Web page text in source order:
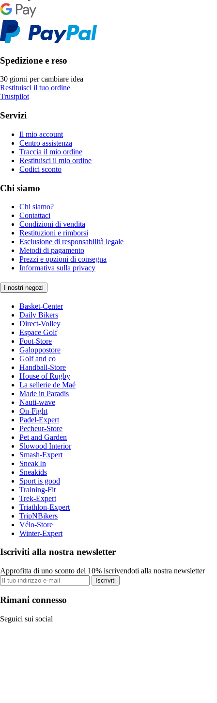
Spedizione e reso
30 giorni per cambiare idea
Restituisci il tuo ordine
Trustpilot
Servizi
Il mio account
Centro assistenza
Traccia il mio ordine
Restituisci il mio ordine
Codici sconto
Chi siamo
Chi siamo?
Contattaci
Condizioni di vendita
Restituzioni e rimborsi
Esclusione di responsabilità legale
Metodi di pagamento
Prezzi e opzioni di consegna
Informativa sulla privacy
I nostri negozi
Basket-Center
Daily Bikers
Direct-Volley
Espace Golf
Foot-Store
Galoppostore
Golf and co
Handball-Store
House of Rugby
La sellerie de Maé
Made in Paradis
Nauti-wave
On-Fight
Padel-Expert
Pecheur-Store
Pet and Garden
Slowood Interior
Smash-Expert
Sneak'In
Sneakids
Sport is good
Training-Fit
Trek-Expert
Triathlon-Expert
TripNBikers
Vélo-Store
Winter-Expert
Iscriviti alla nostra newsletter
Approfitta di uno sconto del 10% iscrivendoti alla nostra newsletter
Iscriviti
Rimani connesso
Seguici sui social